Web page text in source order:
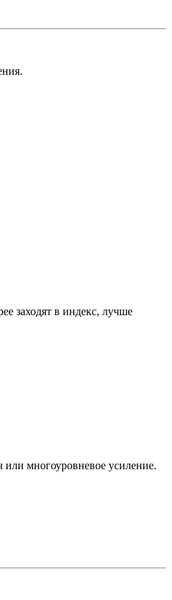
заходят в индекс, лучше
многоуровневое усиление.